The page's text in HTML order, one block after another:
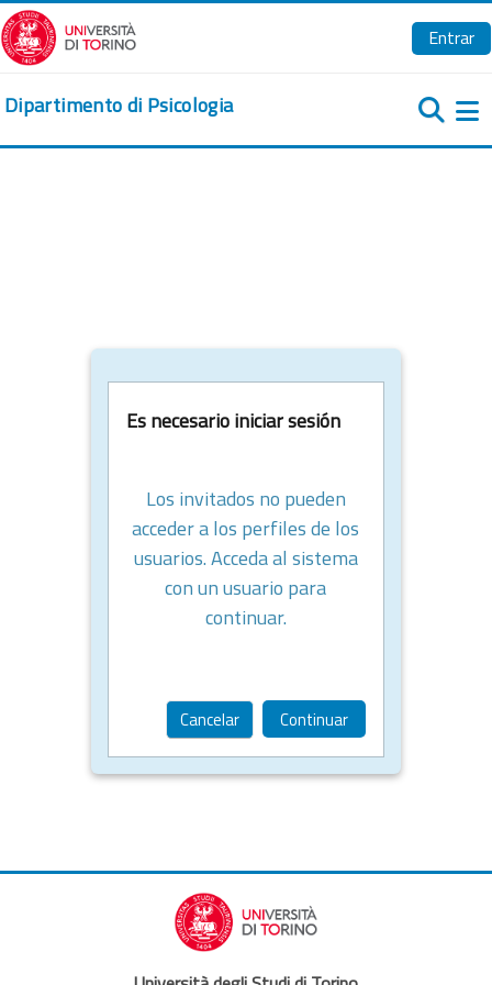
Salta al contenido principal
Entrar
Dipartimento di Psicologia
Es necesario iniciar sesión
Los invitados no pueden
acceder a los perfiles de los
usuarios. Acceda al sistema
con un usuario para
continuar.
Cancelar Continuar